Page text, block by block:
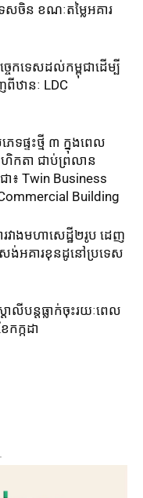
សចិន ​ខណៈតម្លៃអគារ
េកទេស​ដល់​កម្ពុជា​ដើម្បី​
ពី​ឋានៈ LDC
ទផ្ទះថ្មី ៣ ក្នុងពេល
កតា ​ជាប់​ព្រលាន
ោ៖ ​Twin Business
Building
វាង​មហាសេដ្ឋី២រូប ​ដេញ​
ង់​អគារខុនដូ​នៅ​ប្រទេស​
ាលី​បន្ត​ធ្លាក់​ចុះ​រយៈ​ពេល​
កក្កដា​